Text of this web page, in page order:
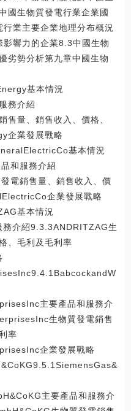
國生物質發電行業企業國
業主要企業地理分布概況
響力的企業8.3中國生物
劣勢分析第九章中國生物
基本情況
務介紹
量、銷售收入、價格、
企業發展戰略
基本情況
和服務介紹
電銷售量、銷售收入、價
企業發展戰略
基本情況
介紹9.3.3ANDRITZAG生
、毛利及毛利率
主要產品和服務介
生物質發電銷售
率
企業發展戰略
主要產品和服務介